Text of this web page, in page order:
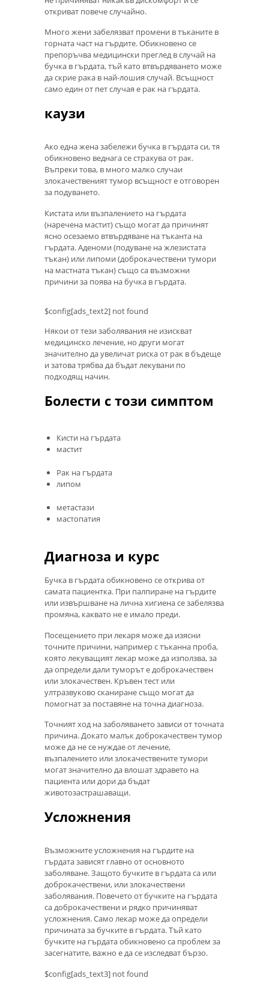
откриват повече случайно.
Много жени забелязват промени в тъканите в
горната част на гърдите. Обикновено се
препоръчва медицински преглед в случай на
бучка в гърдата, тъй като втвърдяването може
да скрие рака в най-лошия случай. Всъщност
само един от пет случая е рак на гърдата.
каузи
Ако една жена забележи бучка в гърдата си, тя
обикновено веднага се страхува от рак.
Въпреки това, в много малко случаи
злокачественият тумор всъщност е отговорен
за подуването.
Кистата или възпалението на гърдата
(наречена мастит) също могат да причинят
ясно осезаемо втвърдяване на тъканта на
гърдата. Аденоми (подуване на жлезистата
тъкан) или липоми (доброкачествени тумори
на мастната тъкан) също са възможни
причини за поява на бучка в гърдата.
$config[ads_text2] not found
Някои от тези заболявания не изискват
медицинско лечение, но други могат
значително да увеличат риска от рак в бъдеще
и затова трябва да бъдат лекувани по
подходящ начин.
Болести с този симптом
Кисти на гърдата
мастит
Рак на гърдата
липом
метастази
мастопатия
Диагноза и курс
Бучка в гърдата обикновено се открива от
самата пациентка. При палпиране на гърдите
или извършване на лична хигиена се забелязва
промяна, каквато не е имало преди.
Посещението при лекаря може да изясни
точните причини, например с тъканна проба,
която лекуващият лекар може да използва, за
да определи дали туморът е доброкачествен
или злокачествен. Кръвен тест или
ултразвуково сканиране също могат да
помогнат за поставяне на точна диагноза.
Точният ход на заболяването зависи от точната
причина. Докато малък доброкачествен тумор
може да не се нуждае от лечение,
възпалението или злокачествените тумори
могат значително да влошат здравето на
пациента или дори да бъдат
животозастрашаващи.
Усложнения
Възможните усложнения на гърдите на
гърдата зависят главно от основното
заболяване. Защото бучките в гърдата са или
доброкачествени, или злокачествени
заболявания. Повечето от бучките на гърдата
са доброкачествени и рядко причиняват
усложнения. Само лекар може да определи
причината за бучките в гърдата. Тъй като
бучките на гърдата обикновено са проблем за
засегнатите, важно е да се изследват бързо.
$config[ads_text3] not found